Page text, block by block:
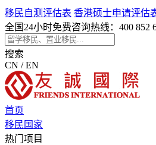
移民自测评估表 香港硕士申请评估
全国24小时免费咨询热线： 400 852
搜索
CN / EN
首页
移民国家
热门项目